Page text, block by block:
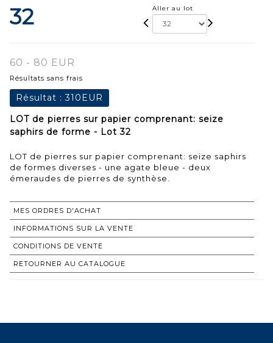
32 Aller au lot
60 - 80 EUR
Résultats sans frais
Résultat :310EUR
LOT de pierres sur papier comprenant: seize
saphirs de forme - Lot 32
LOT de pierres sur papier comprenant: seize saphirs
de formes diverses - une agate bleue - deux
émeraudes de pierres de synthèse.
MES ORDRES D'ACHAT
INFORMATIONS SUR LA VENTE
CONDITIONS DE VENTE
RETOURNER AU CATALOGUE